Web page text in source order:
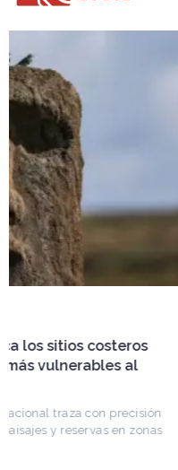
Falleció Ramón
patrimonio
Arquitecto, historiador
CONICET, fundó el
de Arquitectura